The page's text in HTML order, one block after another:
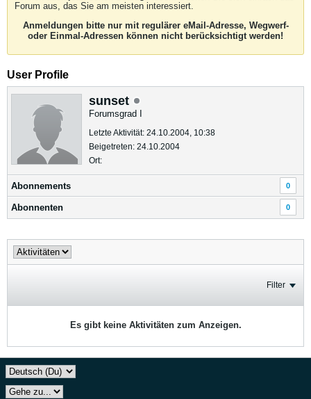
Forum aus, das Sie am meisten interessiert.
Anmeldungen bitte nur mit regulärer eMail-Adresse, Wegwerf-
oder Einmal-Adressen können nicht berücksichtigt werden!
User Profile
sunset
Forumsgrad I
Letzte Aktivität: 24.10.2004, 10:38
Beigetreten: 24.10.2004
Ort:
Abonnements 0
Abonnenten 0
Filter
Es gibt keine Aktivitäten zum Anzeigen.